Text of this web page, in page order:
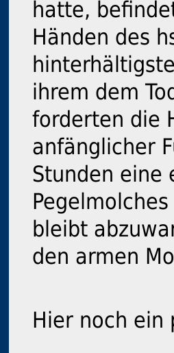
hatte,
Händen des
ihrem dem
forderten die
anfänglicher
Stunden eine
bleibt
den armen
Hier noch ein